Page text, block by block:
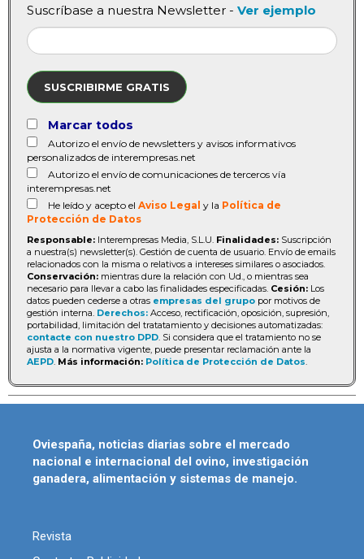
Suscríbase a nuestra Newsletter - Ver ejemplo
SUSCRIBIRME GRATIS
Marcar todos
Autorizo el envío de newsletters y avisos informativos
personalizados de interempresas.net
Autorizo el envío de comunicaciones de terceros vía
interempresas.net
He leído y acepto el Aviso Legal y la Política de
Protección de Datos
Responsable: Interempresas Media, S.L.U. Finalidades: Suscripción
a nuestra(s) newsletter(s). Gestión de cuenta de usuario. Envío de emails
relacionados con la misma o relativos a intereses similares o asociados.
Conservación: mientras dure la relación con Ud., o mientras sea
necesario para llevar a cabo las finalidades especificadas. Cesión: Los
datos pueden cederse a otras empresas del grupo por motivos de
gestión interna. Derechos: Acceso, rectificación, oposición, supresión,
portabilidad, limitación del tratatamiento y decisiones automatizadas:
contacte con nuestro DPD. Si considera que el tratamiento no se
ajusta a la normativa vigente, puede presentar reclamación ante la
AEPD. Más información: Política de Protección de Datos.
Oviespaña, noticias diarias sobre el mercado
nacional e internacional del ovino, investigación
ganadera, alimentación y sistemas de manejo.
Revista